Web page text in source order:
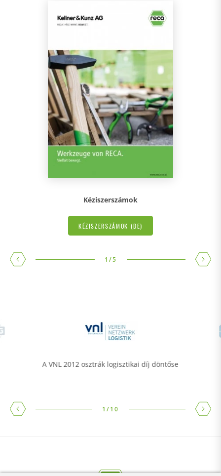
Kéziszerszámok
KÉZISZERSZÁMOK (DE)
1 /5
A VNL 2012 osztrák logisztikai díj döntőse
1 /10